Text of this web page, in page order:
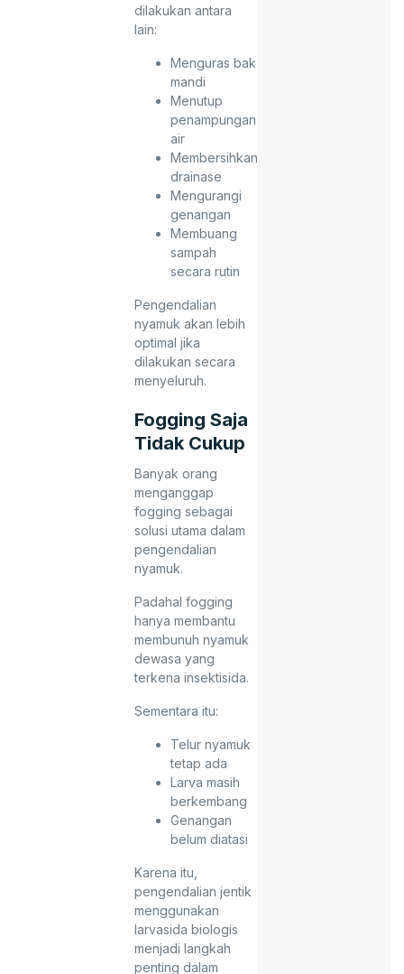
dilakukan antara
lain:
Menguras bak
mandi
Menutup
penampungan
air
Membersihkan
drainase
Mengurangi
genangan
Membuang
sampah
secara rutin
Pengendalian
nyamuk akan lebih
optimal jika
dilakukan secara
menyeluruh.
Fogging Saja
Tidak Cukup
Banyak orang
menganggap
fogging sebagai
solusi utama dalam
pengendalian
nyamuk.
Padahal fogging
hanya membantu
membunuh nyamuk
dewasa yang
terkena insektisida.
Sementara itu:
Telur nyamuk
tetap ada
Larva masih
berkembang
Genangan
belum diatasi
Karena itu,
pengendalian jentik
menggunakan
larvasida biologis
menjadi langkah
penting dalam